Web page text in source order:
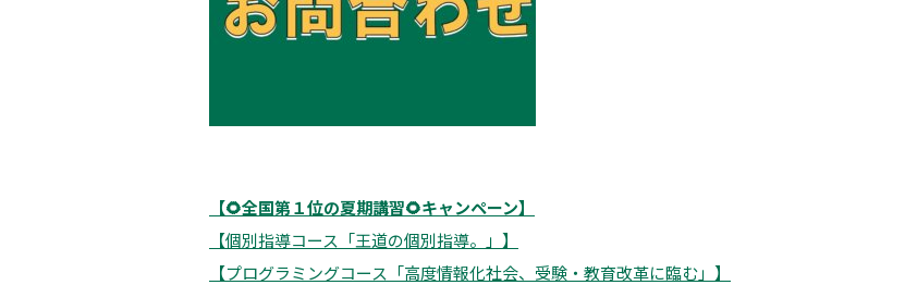
【🌻全国第１位の夏期講習🌻キャンペーン】
【個別指導コース「王道の個別指導。」】
【プログラミングコース「高度情報化社会、受験・教育改革に臨む」】